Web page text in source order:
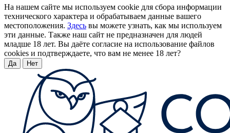
На нашем сайте мы используем cookie для сбора информации
технического характера и обрабатываем данные вашего
местоположения. Здесь вы можете узнать, как мы используем
эти данные. Также наш сайт не предназначен для людей
младше 18 лет. Вы даёте согласие на использование файлов
cookies и подтверждаете, что вам не менее 18 лет?
Да Нет